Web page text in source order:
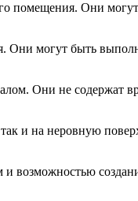
помещения. Они
Они могут быть
Они не содержат
и на неровную
и возможностью